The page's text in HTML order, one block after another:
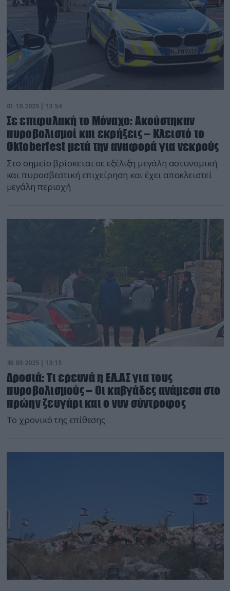
01.10.2025 | 13:54
Σε επιφυλακή το Μόναχο: Ακούστηκαν
πυροβολισμοί και εκρήξεις – Κλειστό το
Oktoberfest μετά την αναφορά για νεκρούς
Στο σημείο βρίσκεται σε εξέλιξη μεγάλη αστυνομική
και πυροσβεστική επιχείρηση και έχει αποκλειστεί
μεγάλη περιοχή
30.09.2025 | 13:15
Δροσιά: Τι ερευνά η ΕΛ.ΑΣ για τους
πυροβολισμούς – Οι καβγάδες ανάμεσα στο
πρώην ζευγάρι και ο νυν σύντροφος
Το χρονικό της επίθεσης